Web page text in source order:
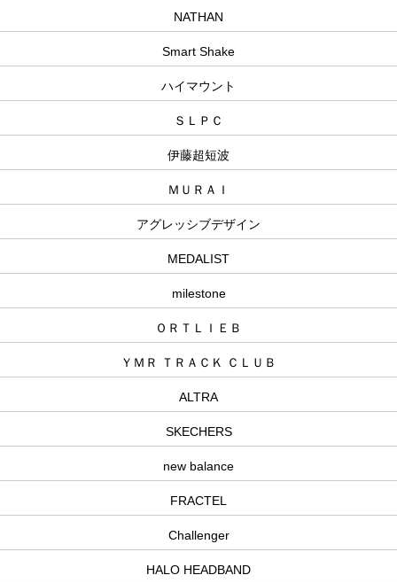
NATHAN
Smart Shake
ハイマウント
ＳＬＰＣ
伊藤超短波
ＭＵＲＡＩ
アグレッシブデザイン
MEDALIST
milestone
ＯＲＴＬＩＥＢ
ＹＭＲ ＴＲＡＣＫ ＣＬＵＢ
ALTRA
SKECHERS
new balance
FRACTEL
Challenger
HALO HEADBAND